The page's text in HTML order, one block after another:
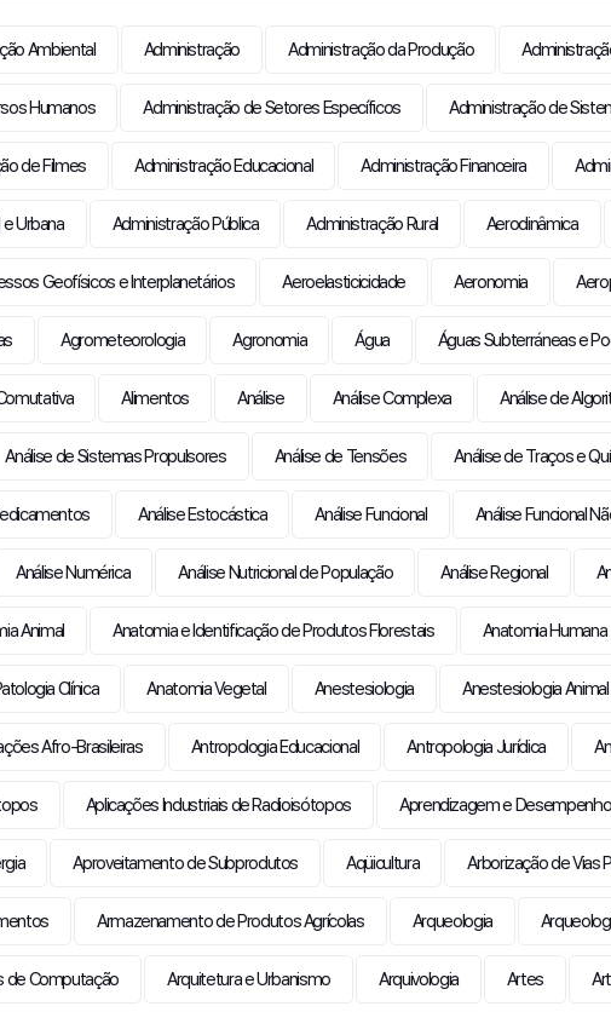
Ambiental Administração Administração da Produção
Humanos Administração de Setores Específicos Administração de
de Filmes Administração Educacional Administração Financeira
Urbana Administração Pública Administração Rural Aerodinâmica
Geofísicos e Interplanetários Aeroelasticicidade Aeronomia
Agrometeorologia Agronomia Água Águas Subterráneas e
Alimentos Análise Análise Complexa Análise de
Análise de Sistemas Propulsores Análise de Tensões Análise de Traços e
Análise Estocástica Análise Funcional Análise Funcional
Análise Numérica Análise Nutricional de População Análise Regional
Animal Anatomia e Identificação de Produtos Florestais Anatomia Humana
Clínica Anatomia Vegetal Anestesiologia Anestesiologia Animal
Afro-Brasileiras Antropologia Educacional Antropologia Jurídica
Aplicações Industriais de Radioisótopos Aprendizagem e
Aproveitamento de Subprodutos Aqüicultura Arborização de Vias
Armazenamento de Produtos Agrícolas Arqueologia
de Computação Arquitetura e Urbanismo Arquivologia Artes